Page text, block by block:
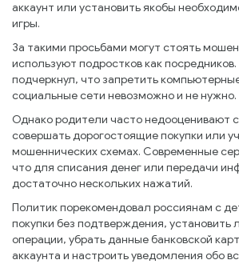
аккаунт или установить якобы
игры.
За такими просьбами могут стоять
используют подростков как
подчеркнул, что запретить
социальные сети невозможно и не нужно.
Однако родители часто недооценивают
совершать дорогостоящие покупки или
мошеннических схемах. Современные
что для списания денег или передачи
достаточно нескольких нажатий.
Политик порекомендовал россиянам с
покупки без подтверждения, установить
операции, убрать данные банковской
аккаунта и настроить уведомления обо